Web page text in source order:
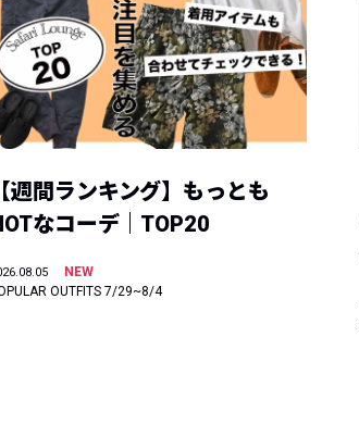
【週間ランキング】もっとも
なコーデ｜TOP20
NEW
OUTFITS 7/29~8/4